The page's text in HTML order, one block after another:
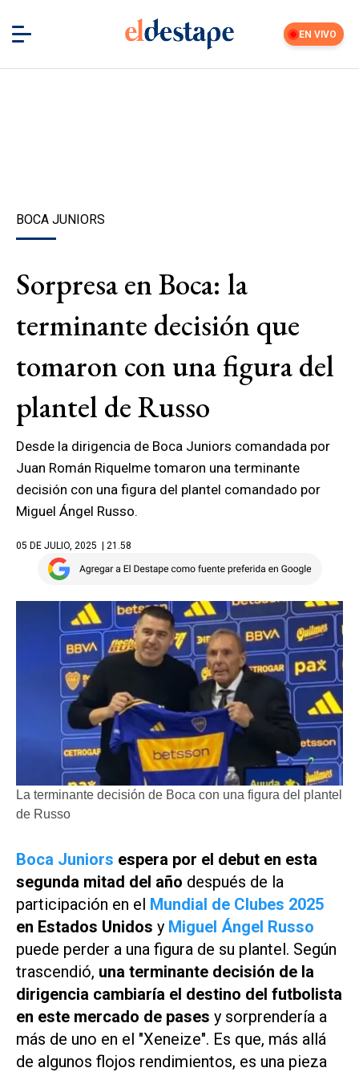
EN VIVO
BOCA JUNIORS
Sorpresa en Boca: la
terminante decisión que
tomaron con una figura del
plantel de Russo
Desde la dirigencia de Boca Juniors comandada por
Juan Román Riquelme tomaron una terminante
decisión con una figura del plantel comandado por
Miguel Ángel Russo.
05 DE JULIO, 2025 | 21.58
La terminante decisión de Boca con una figura del plantel
de Russo
Boca Juniors espera por el debut en esta
segunda mitad del año después de la
participación en el Mundial de Clubes 2025
en Estados Unidos y Miguel Ángel Russo
puede perder a una figura de su plantel. Según
trascendió, una terminante decisión de la
dirigencia cambiaría el destino del futbolista
en este mercado de pases y sorprendería a
más de uno en el "Xeneize". Es que, más allá
de algunos flojos rendimientos, es una pieza